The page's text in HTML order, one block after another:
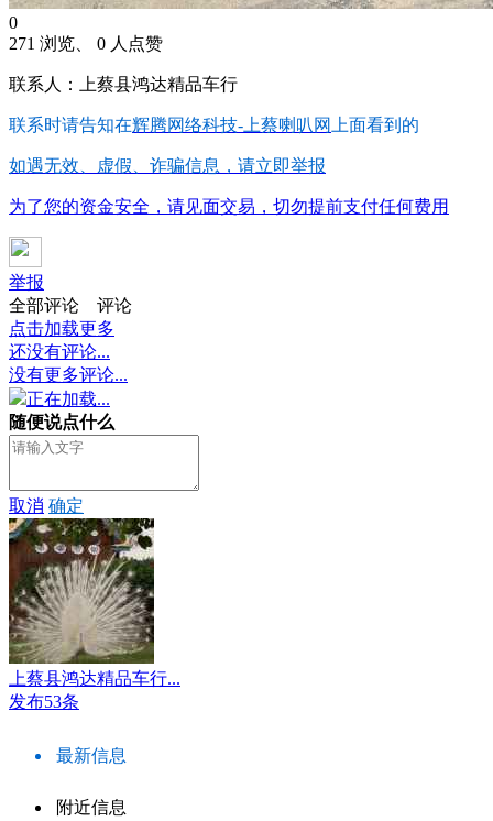
0
271 浏览、 0 人点赞
联系人：上蔡县鸿达精品车行
联系时请告知在辉腾网络科技-上蔡喇叭网 上面看到的
如遇无效、虚假、诈骗信息，请立即举报
为了您的资金安全，请见面交易，切勿提前支付任何费用
举报
全部评论
评论
点击加载更多
还没有评论...
没有更多评论...
正在加载...
随便说点什么
取消 确定
上蔡县鸿达精品车行...
发布53条
最新信息
附近信息